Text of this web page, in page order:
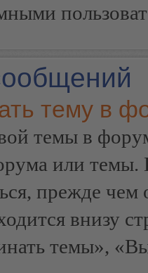
тему в
темы в
или
прежде
внизу
темы»,